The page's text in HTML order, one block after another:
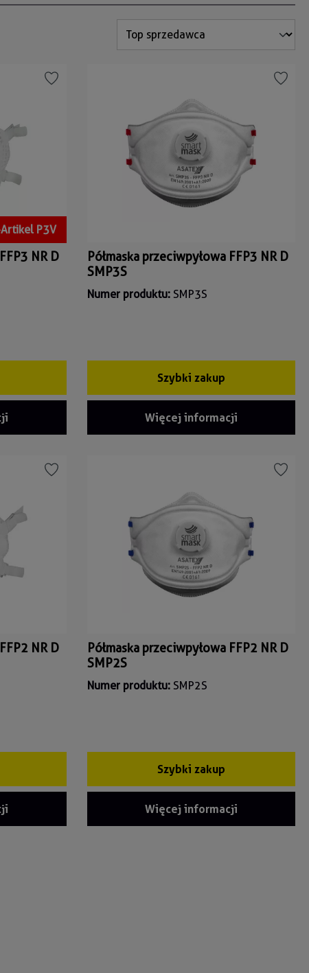
P3V
NR D
Półmaska przeciwpyłowa FFP3 NR D
SMP3S
Numer produktu: SMP3S
Szybki zakup
Więcej informacji
NR D
Półmaska przeciwpyłowa FFP2 NR D
SMP2S
Numer produktu: SMP2S
Szybki zakup
Więcej informacji